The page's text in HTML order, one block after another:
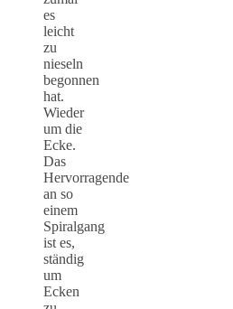
es
leicht
zu
nieseln
begonnen
hat.
Wieder
um die
Ecke.
Das
Hervorragende
an so
einem
Spiralgang
ist es,
ständig
um
Ecken